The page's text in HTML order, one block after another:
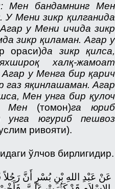
Мен бандамнинг Мен
У Мени зикр қилганида
у Мени ичида зикр
зикр қиламан. Агар у
ораси)да зикр қилса,
халқ-жамоат
у Менга бир қарич
газ яқинлашаман. Агар
Мен унга бир қулоч
Мен (томон)га юриб
унга югуриб пешвоз
ривояти).
ўлчов бирлигидир.
عَنْ عَبْدِ اللهِ بْنِ بُسْرٍ أَنَّ